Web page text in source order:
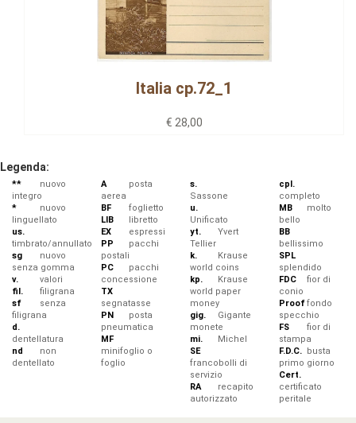
Italia cp.72_1
€ 28,00
Legenda:
**
nuovo
integro
*
nuovo
linguellato
us.
timbrato/annullato
sg
nuovo
senza gomma
v.
valori
fil.
filigrana
sf
senza
filigrana
d.
dentellatura
nd
non
dentellato
A
posta
aerea
BF
foglietto
LIB
libretto
EX
espressi
PP
pacchi
postali
PC
pacchi
concessione
TX
segnatasse
PN
posta
pneumatica
MF
minifoglio o
foglio
s.
Sassone
u.
Unificato
yt.
Yvert
Tellier
k.
Krause
world coins
kp.
Krause
world paper
money
gig.
Gigante
monete
mi.
Michel
SE
francobolli di
servizio
RA
recapito
autorizzato
cpl.
completo
MB
molto
bello
BB
bellissimo
SPL
splendido
FDC
fior di
conio
Prooffondo
specchio
FS
fior di
stampa
F.D.C.
busta
primo giorno
Cert.
certificato
peritale